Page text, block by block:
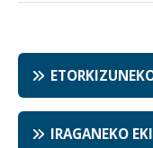
IRAGANEKO